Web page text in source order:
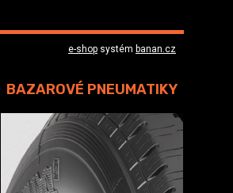
e-shop systém banan.cz
BAZAROVÉ PNEUMATIKY